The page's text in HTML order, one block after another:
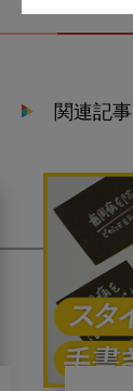
関連記事